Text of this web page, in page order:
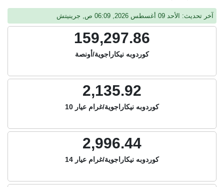
آخر تحديث: الأحد 09 أغسطس 2026, 06:09 ص, جرينيتش
159,297.86
كوردوبه نيكاراجوية/أونصة
2,135.92
كوردوبه نيكاراجوية/غرام عيار 10
2,996.44
كوردوبه نيكاراجوية/غرام عيار 14